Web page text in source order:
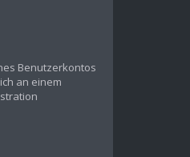
Benutzerkontos
an einem